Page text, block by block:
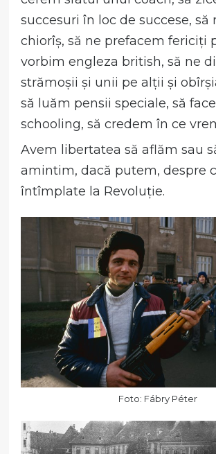
succesuri în loc de succese, să
chiorîș, să ne prefacem fericiți
vorbim engleza british, să ne
strămoșii și unii pe alții și
să luăm pensii speciale, să
schooling, să credem în ce
Avem libertatea să aflăm sau
amintim, dacă putem, despre
întîmplate la Revoluție.
Foto: Fábry Péter